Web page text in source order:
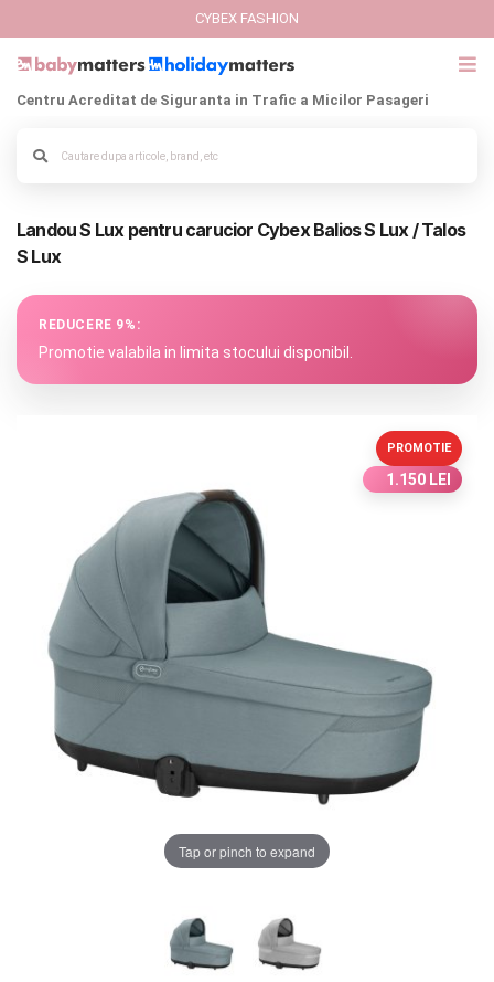
Italbaby Collections
CARUCIOARE COPII
LA PLIMBARE
CAMERA COPILULUI
JUCARII
MARSUPII BEBELUSI
BALANSOARE COPII
BABY MONITORS
CASA SI CURATENIE
CYBEX FASHION
Centru Acreditat de Siguranta in Trafic a Micilor Pasageri
Landou S Lux pentru carucior Cybex Balios S Lux / Talos
S Lux
REDUCERE 9%:
Promotie valabila in limita stocului disponibil.
PROMOTIE
1.150 LEI
Tap or pinch to expand
Alege culoarea cadrului
Chrome cu detalii negre